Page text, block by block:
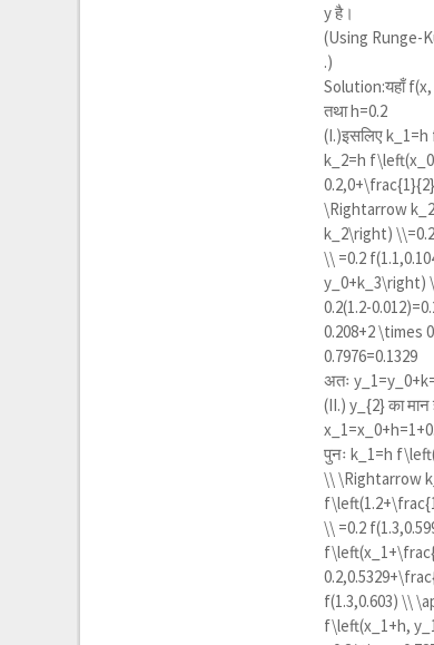
yहै।
(Using Runge-
.)
Solution:यहाँ
तथा h=0.2
(I.)इसलिएk_1=h
k_2=h
\Rightarrow
k_2\right)
\\ =0.2
y_0+k_3\right)
0.2(1.2-
0.208+2 \times
0.7976=0.1329
अतः
(II.)y_{2}का
पुनःk_1=h
\\ \Rightarrow
\\ =0.2
f(1.3,0.603) \\
f\left(x_1+h,